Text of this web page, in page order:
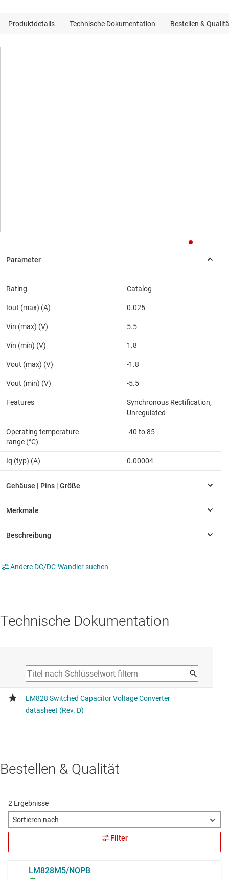
Rating Catalog
Iout (max) (A) 0.025
Vin (max) (V) 5.5
Vin (min) (V) 1.8
Vout (max) (V) -1.8
Vout (min) (V) -5.5
Features
Synchronous Rectification,
Unregulated
Operating temperature
range (°C)
-40 to 85
Iq (typ) (A) 0.00004
Andere DC/DC-Wandler suchen
Technische Dokumentation
Bestellen & Qualität